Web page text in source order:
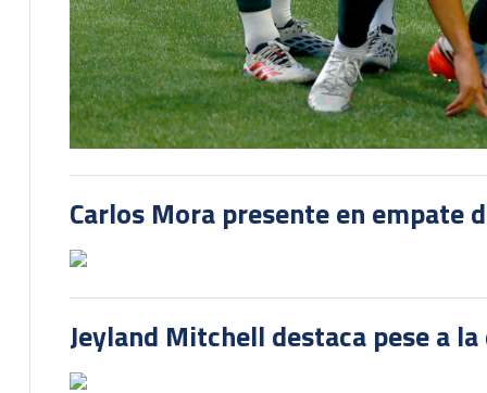
Carlos Mora presente en empate
Jeyland Mitchell destaca pese a